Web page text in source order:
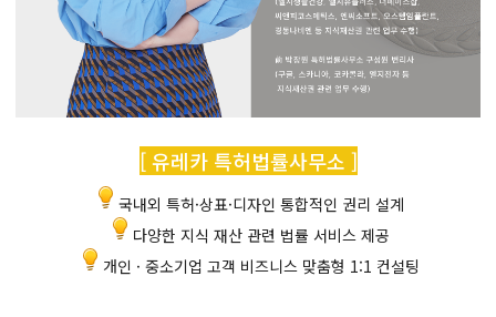
[ 유레카 특허법률사무소 ]
국내외 특허·상표·디자인 통합적인 권리 설계
다양한 지식 재산 관련 법률 서비스 제공
개인 · 중소기업 고객 비즈니스 맞춤형 1:1 컨설팅